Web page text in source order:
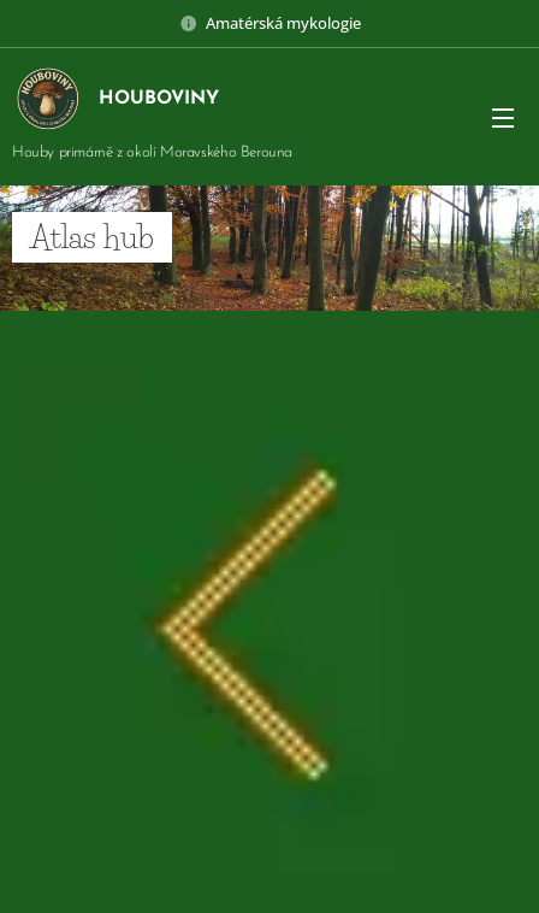
Amatérská mykologie
HOUBOVINY
Houby primárně z okolí Moravského Berouna
Atlas hub